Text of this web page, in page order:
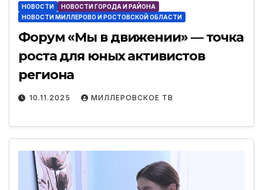
НОВОСТИ
НОВОСТИ ГОРОДА И РАЙОНА
НОВОСТИ МИЛЛЕРОВО И РОСТОВСКОЙ ОБЛАСТИ
Форум «Мы в движении» — точка
роста для юных активистов
региона
10.11.2025 МИЛЛЕРОВСКОЕ ТВ